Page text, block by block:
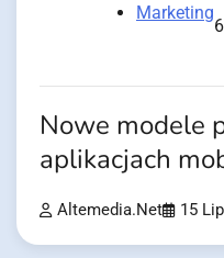
Marketing
Nowe modele
aplikacjach
Altemedia.net 15